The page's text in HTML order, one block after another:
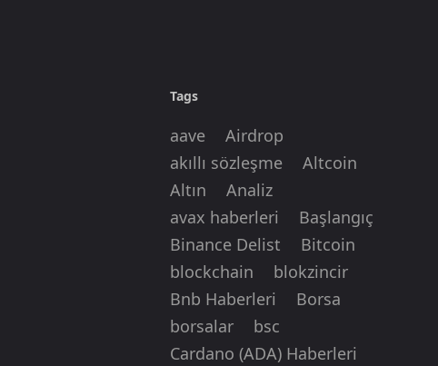
Tags
aave
Airdrop
akıllı sözleşme
Altcoin
Altın
Analiz
avax haberleri
Başlangıç
Binance Delist
Bitcoin
blockchain
blokzincir
Bnb Haberleri
Borsa
borsalar
bsc
Cardano (ADA) Haberleri